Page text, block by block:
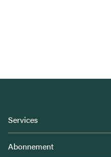
Services
Abonnement